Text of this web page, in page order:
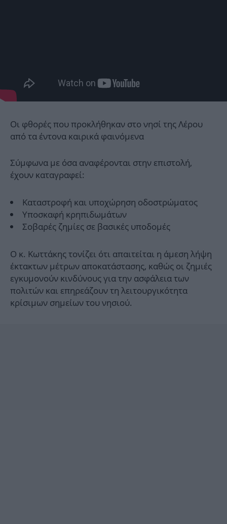
Οι φθορές που προκλήθηκαν στο νησί της Λέρου
από τα έντονα καιρικά φαινόμενα
Σύμφωνα με όσα αναφέρονται στην επιστολή,
έχουν καταγραφεί:
Καταστροφή και υποχώρηση οδοστρώματος
Υποσκαφή κρηπιδωμάτων
Σοβαρές ζημίες σε βασικές υποδομές
Ο κ. Κωττάκης τονίζει ότι απαιτείται η άμεση λήψη
έκτακτων μέτρων αποκατάστασης, καθώς οι ζημιές
εγκυμονούν κινδύνους για την ασφάλεια των
πολιτών και επηρεάζουν τη λειτουργικότητα
κρίσιμων σημείων του νησιού.